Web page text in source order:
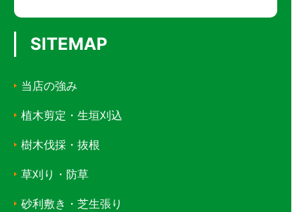
SITEMAP
当店の強み
植木剪定・生垣刈込
樹木伐採・抜根
草刈り・防草
砂利敷き・芝生張り